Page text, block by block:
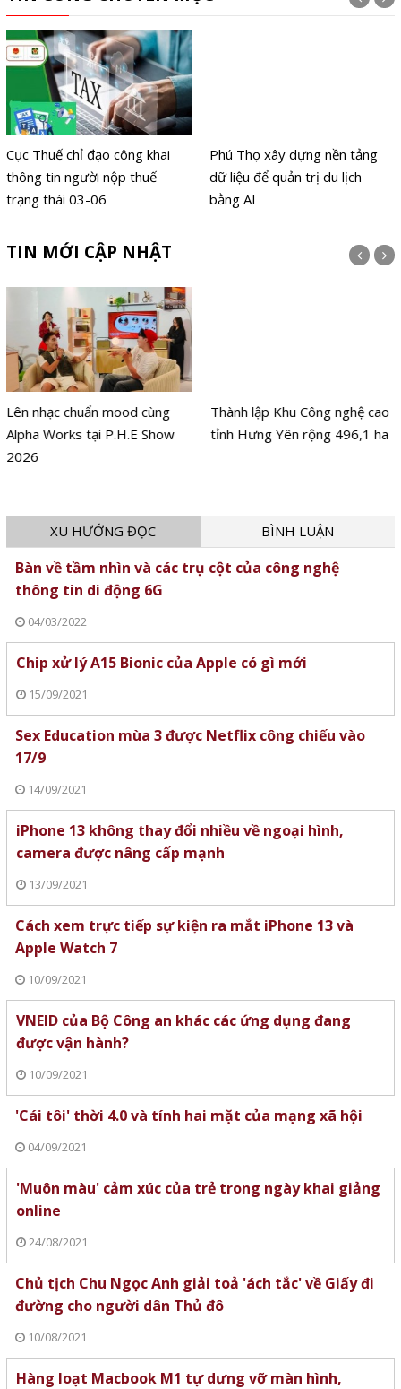
Cục Thuế chỉ đạo công khai
thông tin người nộp thuế
trạng thái 03-06
Phú Thọ xây dựng nền tảng
dữ liệu để quản trị du lịch
bằng AI
TIN MỚI CẬP NHẬT
Lên nhạc chuẩn mood cùng
Alpha Works tại P.H.E Show
2026
Thành lập Khu Công nghệ cao
tỉnh Hưng Yên rộng 496,1 ha
XU HƯỚNG ĐỌC BÌNH LUẬN
Bàn về tầm nhìn và các trụ cột của công nghệ
thông tin di động 6G
04/03/2022
Chip xử lý A15 Bionic của Apple có gì mới
15/09/2021
Sex Education mùa 3 được Netflix công chiếu vào
17/9
14/09/2021
iPhone 13 không thay đổi nhiều về ngoại hình,
camera được nâng cấp mạnh
13/09/2021
Cách xem trực tiếp sự kiện ra mắt iPhone 13 và
Apple Watch 7
10/09/2021
VNEID của Bộ Công an khác các ứng dụng đang
được vận hành?
10/09/2021
'Cái tôi' thời 4.0 và tính hai mặt của mạng xã hội
04/09/2021
'Muôn màu' cảm xúc của trẻ trong ngày khai giảng
online
24/08/2021
Chủ tịch Chu Ngọc Anh giải toả 'ách tắc' về Giấy đi
đường cho người dân Thủ đô
10/08/2021
Hàng loạt Macbook M1 tự dưng vỡ màn hình,